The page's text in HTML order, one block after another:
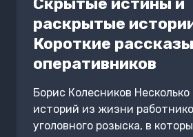
раскрытые
Короткие
оперативников
Борис Колесников
историй из жизни
уголовного розыска, в